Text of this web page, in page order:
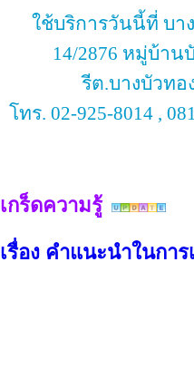
ใช้บริการวันนี้ที่ บา
14/2876 หมู่บ้า
รีต.บางบัวทอ
โทร. 02-925-8014 ,
เกร็ดความรู้
เรื่อง คำแนะนำในกา